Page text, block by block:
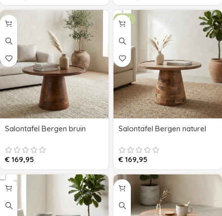
Salontafel Bergen bruin
€ 169,95
NEW
Salontafel Bergen naturel
€ 169,95